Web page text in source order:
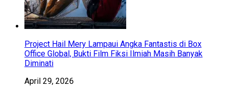
Project Hail Mery Lampaui Angka Fantastis di Box
Office Global, Bukti Film Fiksi Ilmiah Masih Banyak
Diminati
April 29, 2026